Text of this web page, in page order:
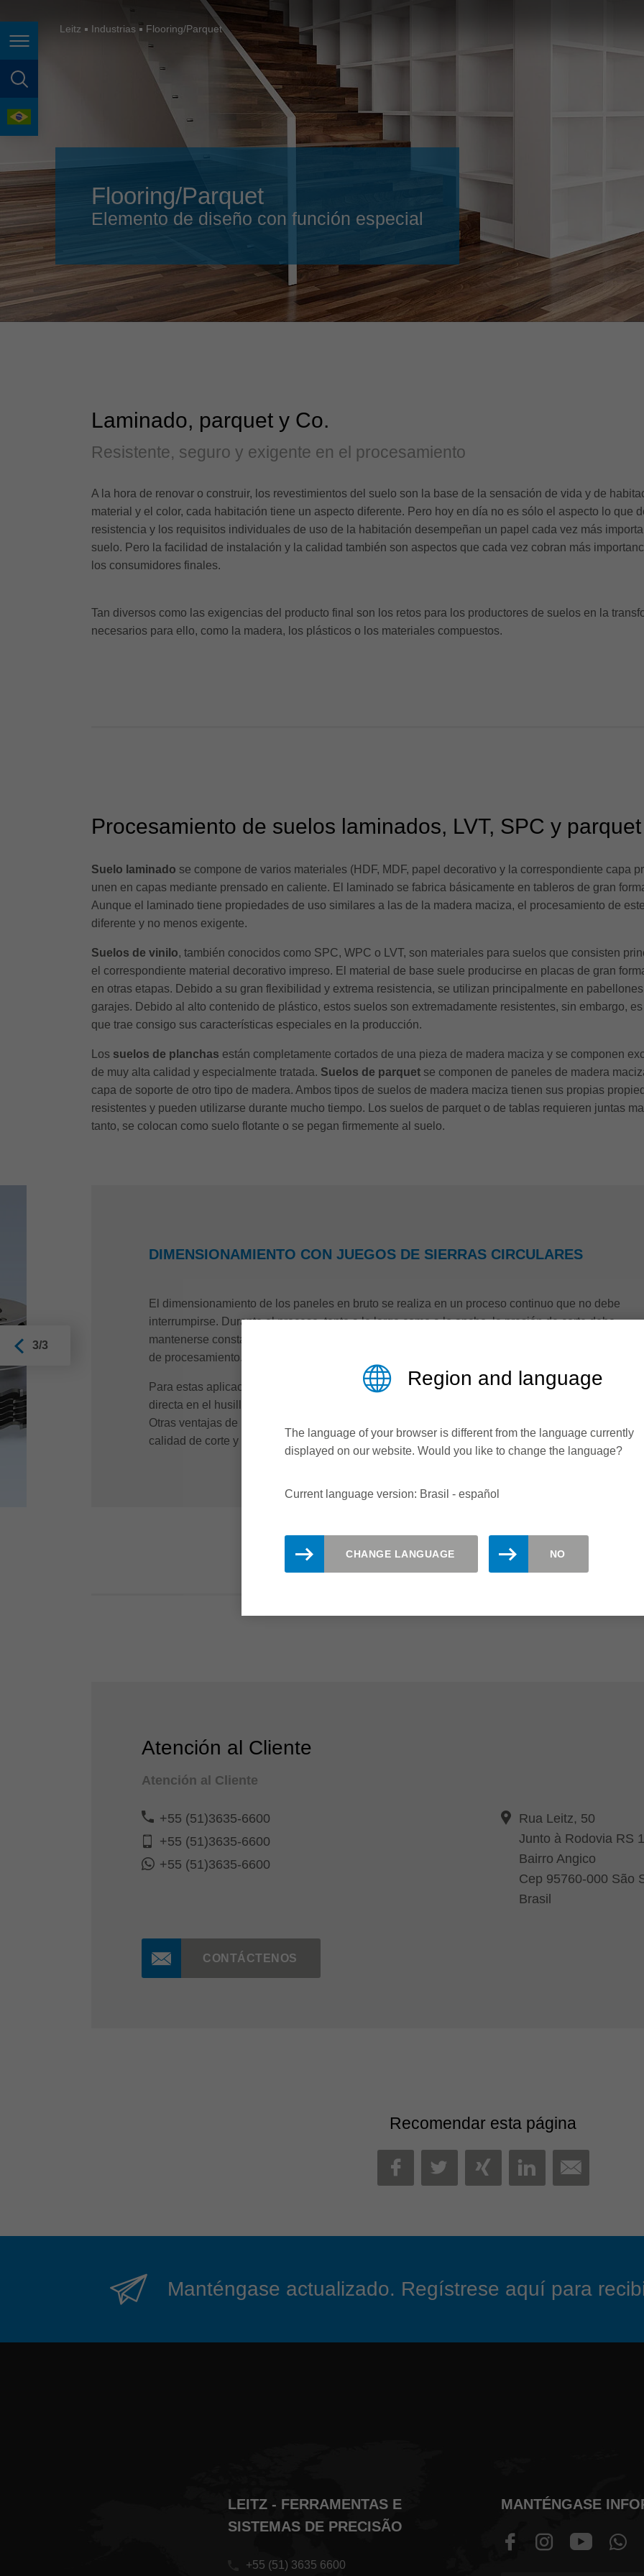
page search
language
France
Great Britain english
Italia italiano
India english
Japan (日本) 日本語
Magyarország
Malaysia
México
Leitz Industrias Flooring/Parquet
Flooring/Parquet
Elemento de diseño con función especial
Laminado, parquet y Co.
Resistente, seguro y exigente en el procesamiento
A la hora de renovar o construir, los revestimientos del suelo son la base de la sensación de vida y de
material y el color, cada habitación tiene un aspecto diferente. Pero hoy en día no es sólo el aspecto lo que
resistencia y los requisitos individuales de uso de la habitación desempeñan un papel cada vez más
suelo. Pero la facilidad de instalación y la calidad también son aspectos que cada vez cobran más
los consumidores finales.
Tan diversos como las exigencias del producto final son los retos para los productores de suelos en la
necesarios para ello, como la madera, los plásticos o los materiales compuestos.
Procesamiento de suelos laminados, LVT, SPC y parquet
Suelo laminado se compone de varios materiales (HDF, MDF, papel decorativo y la correspondiente capa
unen en capas mediante prensado en caliente. El laminado se fabrica básicamente en tableros de gran
Aunque el laminado tiene propiedades de uso similares a las de la madera maciza, el procesamiento de
diferente y no menos exigente.
Suelos de vinilo, también conocidos como SPC, WPC o LVT, son materiales para suelos que consisten
el correspondiente material decorativo impreso. El material de base suele producirse en placas de gran
en otras etapas. Debido a su gran flexibilidad y extrema resistencia, se utilizan principalmente en
garajes. Debido al alto contenido de plástico, estos suelos son extremadamente resistentes, sin embargo,
que trae consigo sus características especiales en la producción.
Los suelos de planchas están completamente cortados de una pieza de madera maciza y se componen
de muy alta calidad y especialmente tratada. Suelos de parquet se componen de paneles de madera
capa de soporte de otro tipo de madera. Ambos tipos de suelos de madera maciza tienen sus propias
resistentes y pueden utilizarse durante mucho tiempo. Los suelos de parquet o de tablas requieren juntas
tanto, se colocan como suelo flotante o se pegan firmemente al suelo.
DIMENSIONAMIENTO CON JUEGOS DE SIERRAS CIRCULARES
El dimensionamiento de los paneles en bruto se realiza en un proceso continuo que no debe
interrumpirse. Durante el proceso, tanto a lo largo como a lo ancho, la presión de corte debe
mantenerse constantemente alta para que el material corra recto y uniforme por la máquina
de procesamiento. Así se evita la formación de roturas en el borde de corte.
Para estas aplicaciones, Leitz ofrece soluciones de herramientas con sujeción hidráulica
directa en el husillo. Esto garantiza el corte sin holgura deseado bajo una presión uniforme.
Otras ventajas de las soluciones de Leitz son la larga vida útil de la herramienta, la perfecta
calidad de corte y la importante reducción del ruido.
3/3
Atención al Cliente
Atención al Cliente
+55 (51)3635-6600
+55 (51)3635-6600
+55 (51)3635-6600
Rua Leitz, 50
Junto à Rodovia RS
Bairro Angico
Cep 95760-000 São
Brasil
CONTÁCTENOS
Recomendar esta página
FACEBOOK
TWITTER
XINGLINKEDIN
MAIL
Manténgase actualizado. Regístrese aquí para
LEITZ - FERRAMENTAS E
SISTEMAS DE PRECISÃO
+55 (51) 3635 6600
MANTÉNGASE
Region and language
The language of your browser is different from the language currently
displayed on our website. Would you like to change the language?
Current language version: Brasil - español
CHANGE LANGUAGE NO